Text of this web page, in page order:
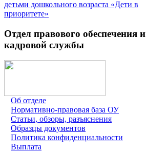
детьми дошкольного возраста «Дети в
приоритете»
Отдел правового обеспечения и
кадровой службы
Об отделе
Нормативно-правовая база ОУ
Статьи, обзоры, разъяснения
Образцы документов
Политика конфиденциальности
Выплата